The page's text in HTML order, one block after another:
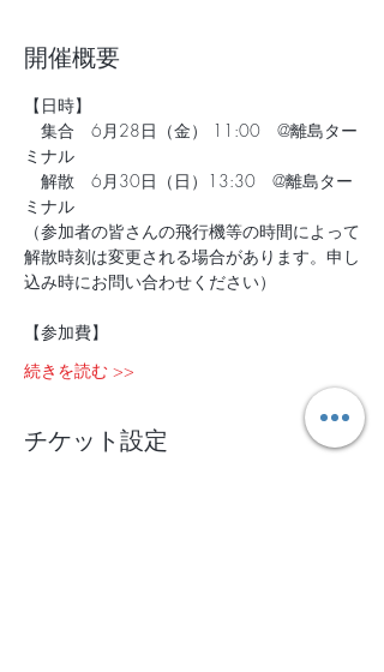
開催概要
【日時】
集合　6月28日（金） 11:00　@離島ター
ミナル
解散　6月30日（日）13:30　@離島ター
ミナル
（参加者の皆さんの飛行機等の時間によって
解散時刻は変更される場合があります。申し
込み時にお問い合わせください）
【参加費】
続きを読む >>
チケット設定